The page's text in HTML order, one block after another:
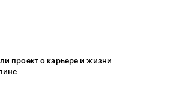
проект о карьере и жизни